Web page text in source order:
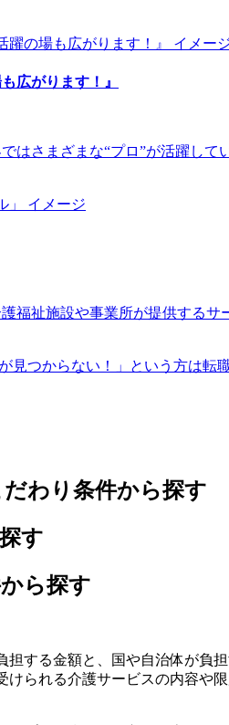
広がります！』
はさまざまな“プロ”が活躍し
福祉施設や事業所が提供する
見つからない！」という方は転
わり条件から探す
す
ら探す
する金額と、国や自治体が
られる介護サービスの内容